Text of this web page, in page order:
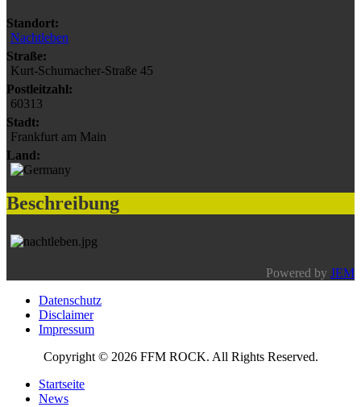
Standort:
Nachtleben
Straße:
Kurt-Schumacher-Straße 45
Postleitzahl:
60313
Stadt:
Frankfurt am Main
Land:
Beschreibung
Powered by JEM
Datenschutz
Disclaimer
Impressum
Copyright © 2026 FFM ROCK. All Rights Reserved.
Startseite
News